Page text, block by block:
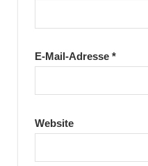
E-Mail-Adresse *
Website